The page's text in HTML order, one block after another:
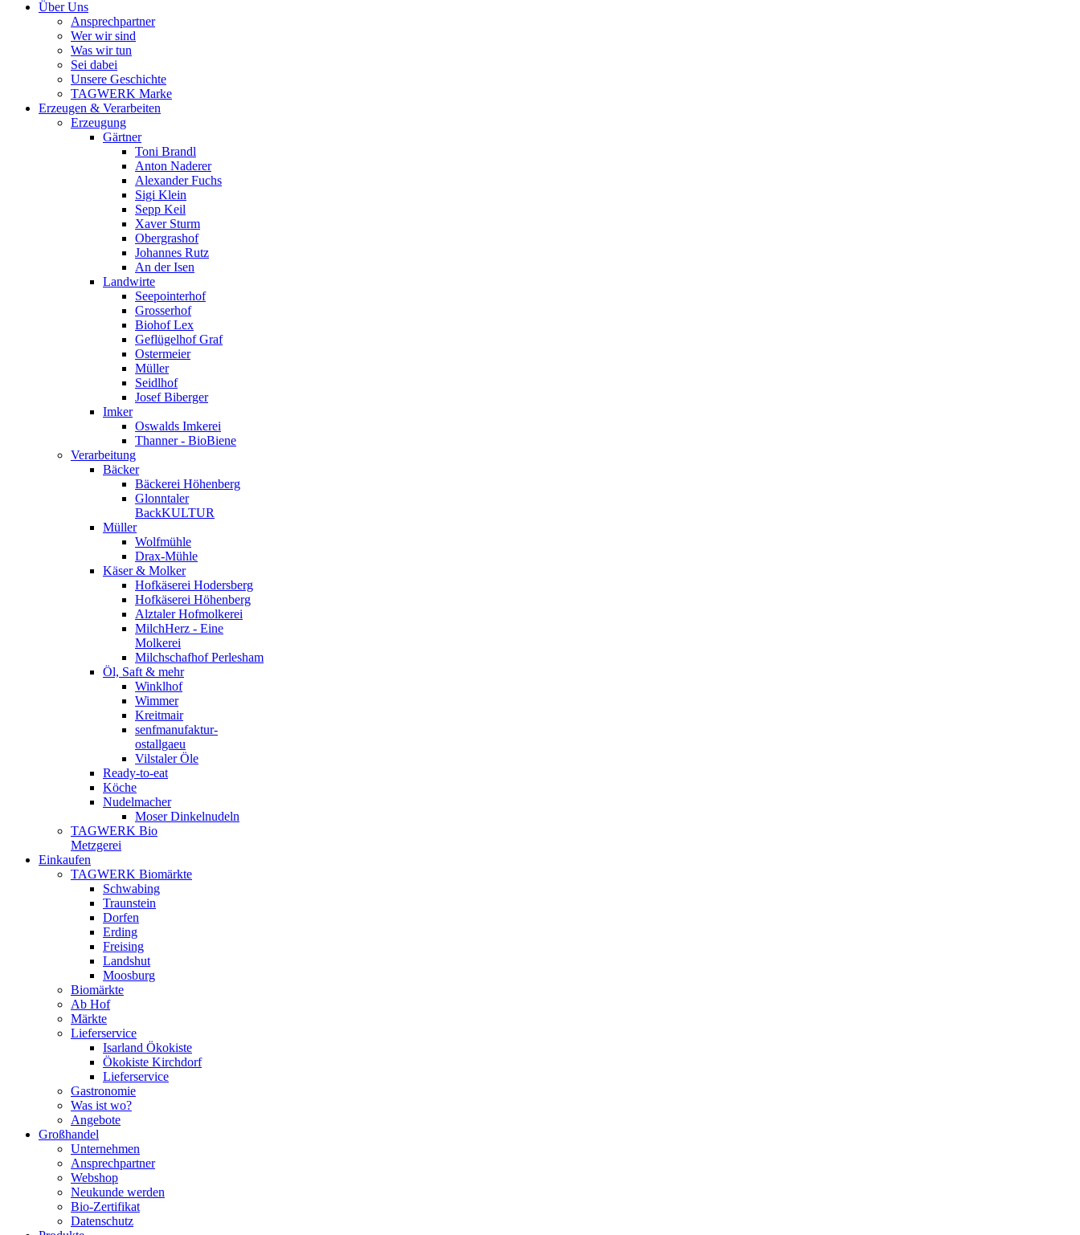
Über Uns
Ansprechpartner
Wer wir sind
Was wir tun
Sei dabei
Unsere Geschichte
TAGWERK Marke
Erzeugen & Verarbeiten
Erzeugung
Gärtner
Toni Brandl
Anton Naderer
Alexander Fuchs
Sigi Klein
Sepp Keil
Xaver Sturm
Obergrashof
Johannes Rutz
An der Isen
Landwirte
Seepointerhof
Grosserhof
Biohof Lex
Geflügelhof Graf
Ostermeier
Müller
Seidlhof
Josef Biberger
Imker
Oswalds Imkerei
Thanner - BioBiene
Verarbeitung
Bäcker
Bäckerei Höhenberg
Glonntaler
BackKULTUR
Müller
Wolfmühle
Drax-Mühle
Käser & Molker
Hofkäserei Hodersberg
Hofkäserei Höhenberg
Alztaler Hofmolkerei
MilchHerz - Eine
Molkerei
Milchschafhof Perlesham
Öl, Saft & mehr
Winklhof
Wimmer
Kreitmair
senfmanufaktur-
ostallgaeu
Vilstaler Öle
Ready-to-eat
Köche
Nudelmacher
Moser Dinkelnudeln
TAGWERK Bio
Metzgerei
Einkaufen
TAGWERK Biomärkte
Schwabing
Traunstein
Dorfen
Erding
Freising
Landshut
Moosburg
Biomärkte
Ab Hof
Märkte
Lieferservice
Isarland Ökokiste
Ökokiste Kirchdorf
Lieferservice
Gastronomie
Was ist wo?
Angebote
Großhandel
Unternehmen
Ansprechpartner
Webshop
Neukunde werden
Bio-Zertifikat
Datenschutz